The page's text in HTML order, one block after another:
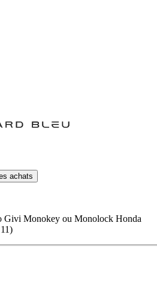
achats
Givi Monokey ou Monolock Honda